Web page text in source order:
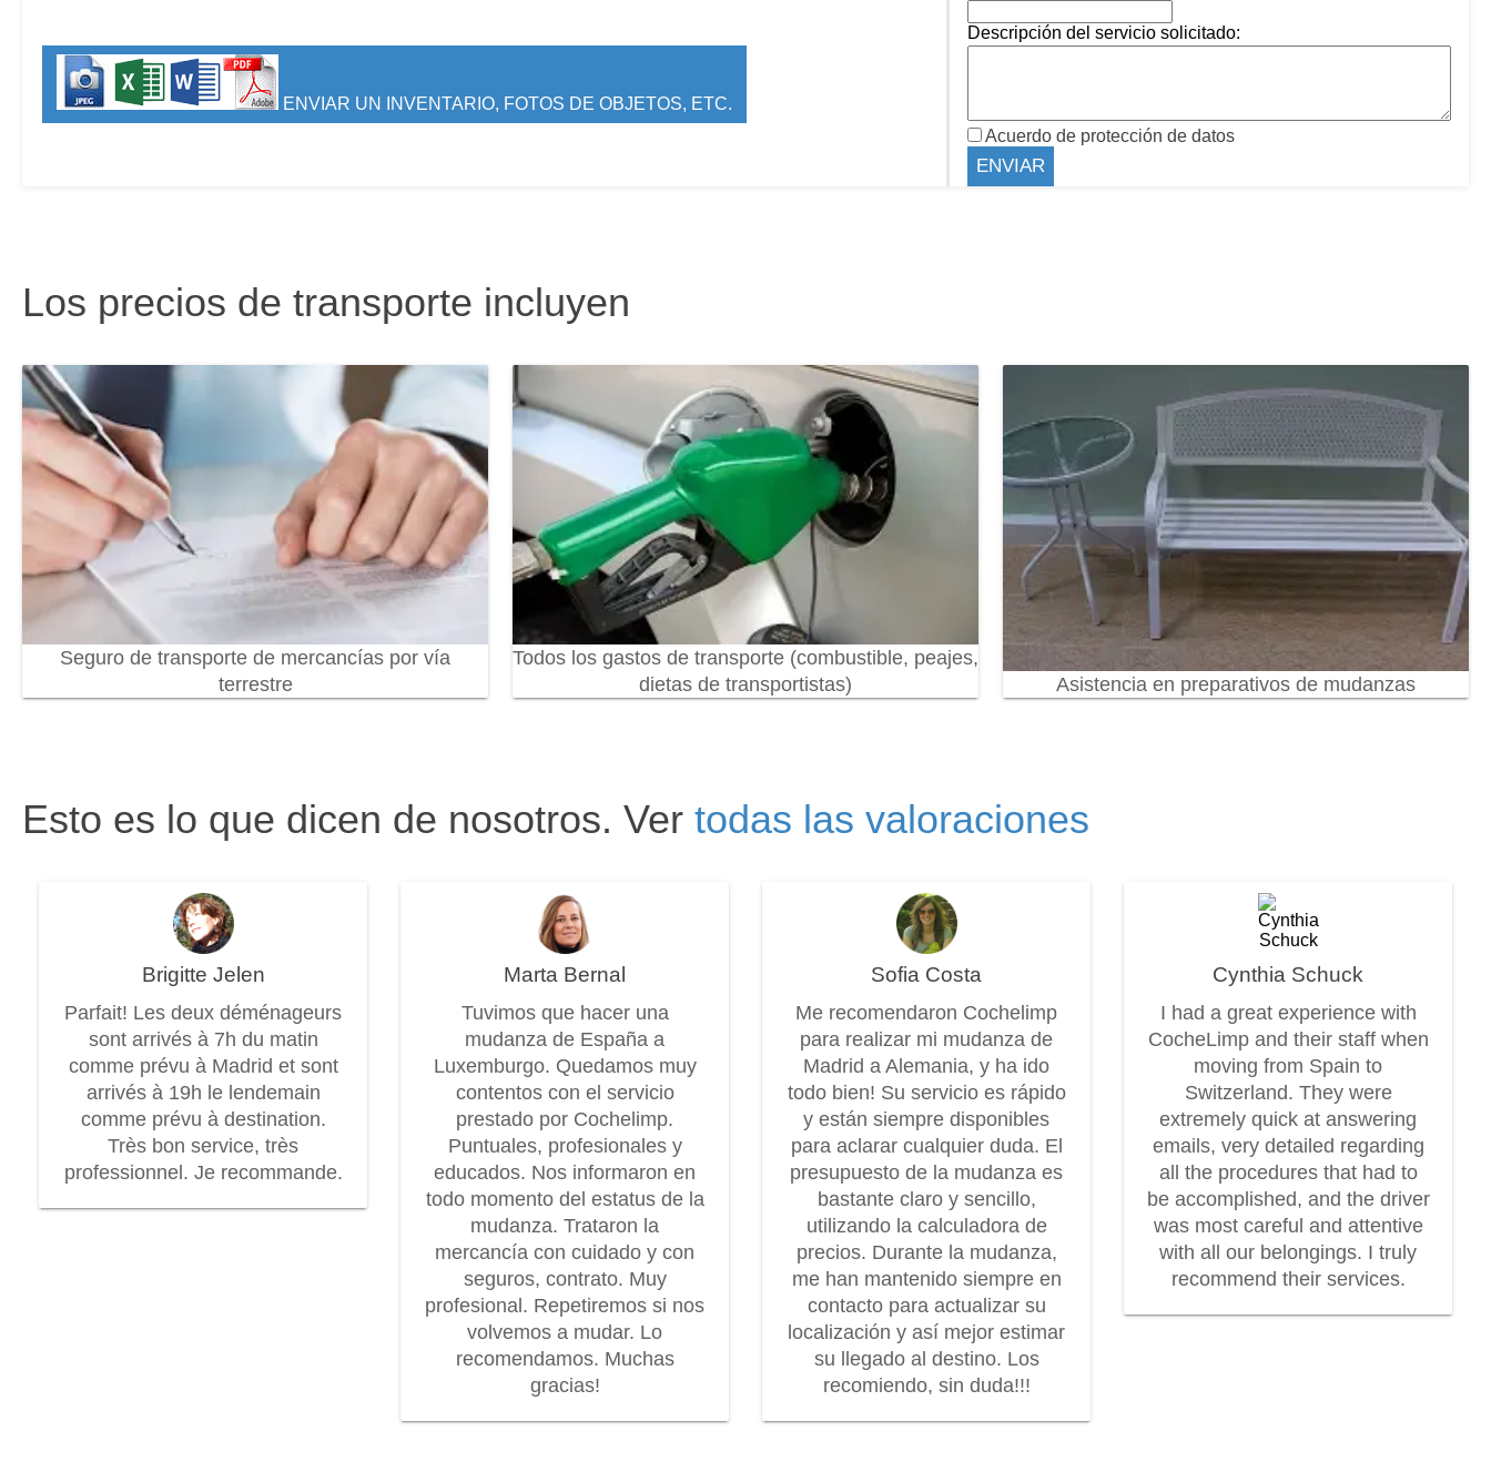
ENVIAR UN INVENTARIO, FOTOS DE OBJETOS, ETC.
Descripción del servicio solicitado:
Acuerdo de protección de datos
Los precios de transporte incluyen
Seguro de transporte de mercancías por vía
terrestre
Todos los gastos de transporte (combustible, peajes,
dietas de transportistas)
Asistencia en preparativos de mudanzas
Esto es lo que dicen de nosotros. Ver todas las valoraciones
Brigitte Jelen
Parfait! Les deux déménageurs
sont arrivés à 7h du matin
comme prévu à Madrid et sont
arrivés à 19h le lendemain
comme prévu à destination.
Très bon service, très
professionnel. Je recommande.
Marta Bernal
Tuvimos que hacer una
mudanza de España a
Luxemburgo. Quedamos muy
contentos con el servicio
prestado por Cochelimp.
Puntuales, profesionales y
educados. Nos informaron en
todo momento del estatus de la
mudanza. Trataron la
mercancía con cuidado y con
seguros, contrato. Muy
profesional. Repetiremos si nos
volvemos a mudar. Lo
recomendamos. Muchas
gracias!
Sofia Costa
Me recomendaron Cochelimp
para realizar mi mudanza de
Madrid a Alemania, y ha ido
todo bien! Su servicio es rápido
y están siempre disponibles
para aclarar cualquier duda. El
presupuesto de la mudanza es
bastante claro y sencillo,
utilizando la calculadora de
precios. Durante la mudanza,
me han mantenido siempre en
contacto para actualizar su
localización y así mejor estimar
su llegado al destino. Los
recomiendo, sin duda!!!
Cynthia Schuck
I had a great experience with
CocheLimp and their staff when
moving from Spain to
Switzerland. They were
extremely quick at answering
emails, very detailed regarding
all the procedures that had to
be accomplished, and the driver
was most careful and attentive
with all our belongings. I truly
recommend their services.